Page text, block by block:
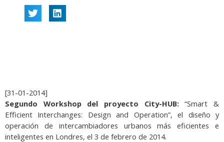
[31-01-2014]
Segundo Workshop del proyecto City-HUB:“Smart &
Efficient Interchanges: Design and Operation”, el diseño y
operación de intercambiadores urbanos más eficientes e
inteligentes en Londres, el 3 de febrero de 2014.